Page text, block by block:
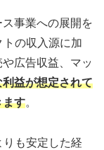
事業への展開を
の収入源に加
広告収益、マッ
利益が想定されて
ます。
も安定した経